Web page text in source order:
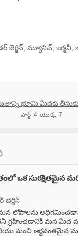
బెర్జిన్, మ్యూనిచ్, జర్మనీ,
భూమి మీదకు
పార్ట్ 4 యొక్క 7
ఒక సురక్షితమైన
బెర్జిన్
లోపాలను
గ్రహించడానికి మన మీద
మంచి అర్థవంతమైన